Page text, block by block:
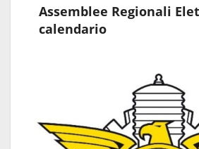
Assemblee Regionali
calendario